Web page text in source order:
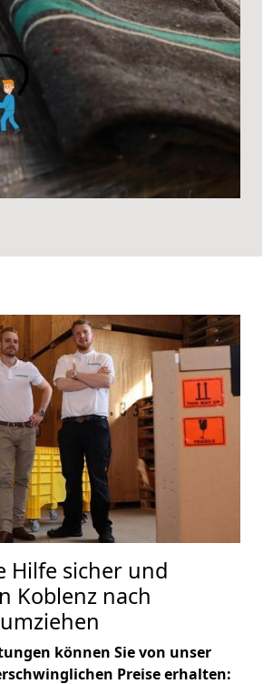
Hilfe sicher und
Koblenz nach
können Sie von unser
Preise erhalten: